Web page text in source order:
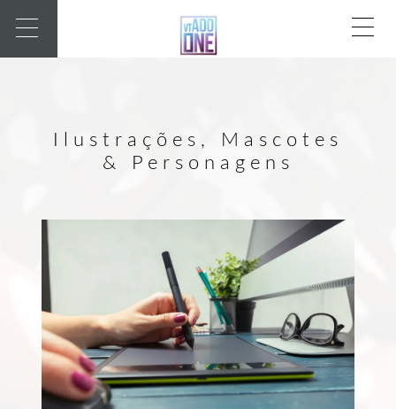
Ilustrações, Mascotes
& Personagens